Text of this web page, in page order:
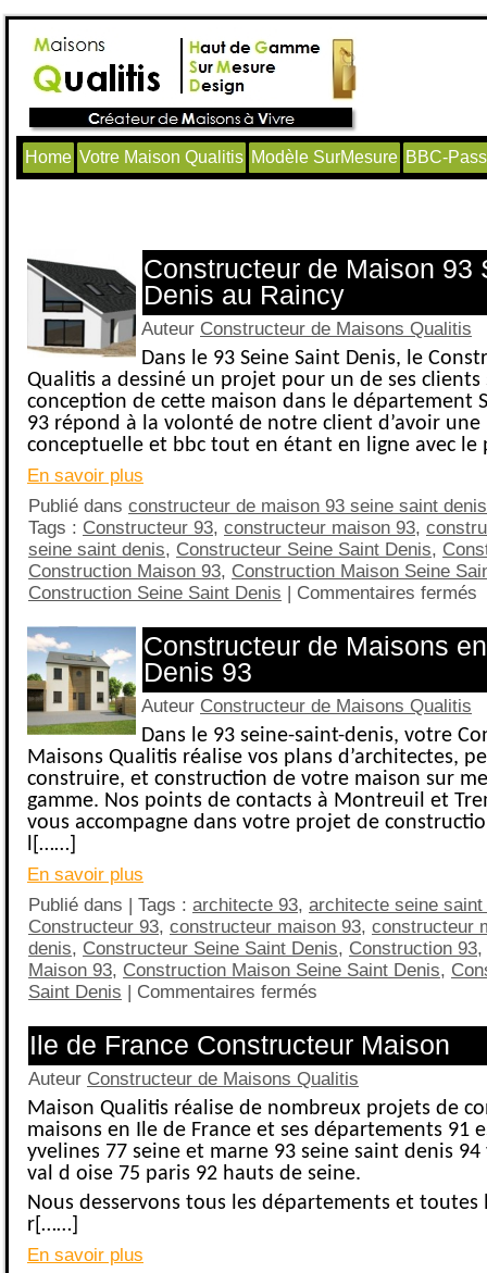
Home Votre Maison Qualitis Modèle SurMesure BBC-
Constructeur de Maison 93
Denis au Raincy
Auteur Constructeur de Maisons Qualitis
Dans le 93 Seine Saint Denis, le
Qualitis a dessiné un projet pour un de ses clients
conception de cette maison dans le département
93 répond à la volonté de notre client d’avoir une
conceptuelle et bbc tout en étant en ligne avec
En savoir plus
Publié dans constructeur de maison 93 seine saint
Tags : Constructeur 93, constructeur maison 93,
seine saint denis, Constructeur Seine Saint Denis,
Construction Maison 93, Construction Maison Seine
Construction Seine Saint Denis | Commentaires fermés
Constructeur de Maisons
Denis 93
Auteur Constructeur de Maisons Qualitis
Dans le 93 seine-saint-denis, votre
Maisons Qualitis réalise vos plans d’architectes,
construire, et construction de votre maison sur
gamme. Nos points de contacts à Montreuil et
vous accompagne dans votre projet de
l[……]
En savoir plus
Publié dans | Tags : architecte 93, architecte seine saint
Constructeur 93, constructeur maison 93, constructeur
denis, Constructeur Seine Saint Denis, Construction 93,
Maison 93, Construction Maison Seine Saint Denis,
Saint Denis | Commentaires fermés
Ile de France Constructeur Maison
Auteur Constructeur de Maisons Qualitis
Maison Qualitis réalise de nombreux projets de
maisons en Ile de France et ses départements 91
yvelines 77 seine et marne 93 seine saint denis
val d oise 75 paris 92 hauts de seine.
Nous desservons tous les départements et toutes
r[……]
En savoir plus